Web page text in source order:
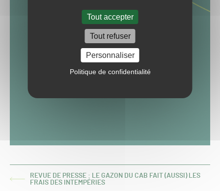
Tout accepter
Tout refuser
Personnaliser
Politique de confidentialité
ARTICLE
REVUE DE PRESSE : LE GAZON DU CAB FAIT (AUSSI) LES
FRAIS DES INTEMPÉRIES